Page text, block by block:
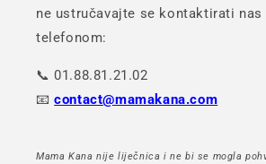
ne ustručavajte se kontaktirati
telefonom:
📞 01.88.81.21.02
📧contact@mamakana.com
Mama Kana nije liječnica i ne bi se mogla